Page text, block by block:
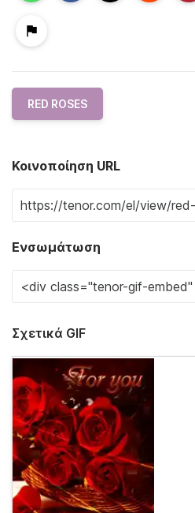
RED ROSES
Κοινοποίηση URL
Ενσωμάτωση
Σχετικά GIF